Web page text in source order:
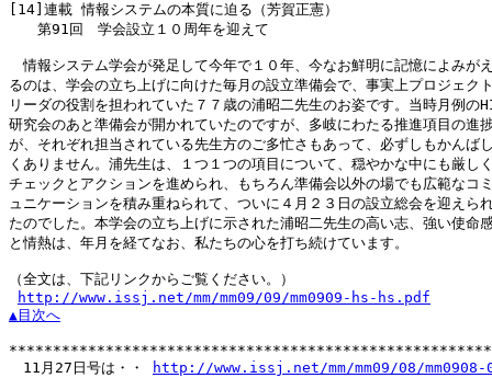
[14] 連載 情報システムの本質に迫る（芳賀正憲）
第91回　学会設立１０周年を迎えて
情報システム学会が発足して今年で１０年、今なお鮮明に記憶によみが
るのは、学会の立ち上げに向けた毎月の設立準備会で、事実上プロジェク
リーダの役割を担われていた７７歳の浦昭二先生のお姿です。当時月例の
研究会のあと準備会が開かれていたのですが、多岐にわたる推進項目の進
が、それぞれ担当されている先生方のご多忙さもあって、必ずしもかんば
くありません。浦先生は、１つ１つの項目について、穏やかな中にも厳し
チェックとアクションを進められ、もちろん準備会以外の場でも広範なコ
ュニケーションを積み重ねられて、ついに４月２３日の設立総会を迎えら
たのでした。本学会の立ち上げに示された浦昭二先生の高い志、強い使命
と情熱は、年月を経てなお、私たちの心を打ち続けています。
（全文は、下記リンクからご覧ください。）
http://www.issj.net/mm/mm09/09/mm0909-hs-hs.pdf
▲目次へ
11月27日号は・・
http://www.issj.net/mm/mm09/08/